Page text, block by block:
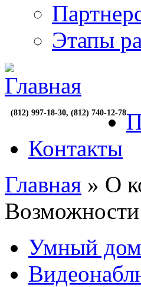
Этапы
(812) 997-18-30, (812) 740-12-78
Контакты
Главная » О
Возможности
Умный дом